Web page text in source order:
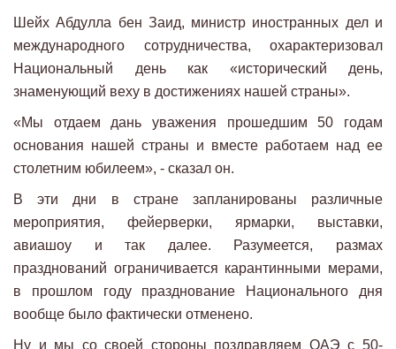
Шейх Абдулла бен Заид, министр иностранных дел и
международного сотрудничества, охарактеризовал
Национальный день как «исторический день,
знаменующий веху в достижениях нашей страны».
«Мы отдаем дань уважения прошедшим 50 годам
основания нашей страны и вместе работаем над ее
столетним юбилеем», - сказал он.
В эти дни в стране запланированы различные
мероприятия, фейерверки, ярмарки, выставки,
авиашоу и так далее. Разумеется, размах
празднований ограничивается карантинными мерами,
в прошлом году празднование Национального дня
вообще было фактически отменено.
Ну и мы со своей стороны поздравляем ОАЭ с 50-